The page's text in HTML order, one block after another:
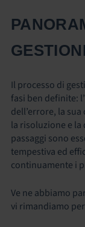
Il processo di
fasi ben definite:
dell’errore, la
la risoluzione e
passaggi sono
tempestiva ed
continuamente i
Ve ne abbiamo
vi rimandiamo